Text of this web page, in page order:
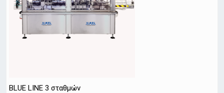
BLUE LINE 3 σταθμών